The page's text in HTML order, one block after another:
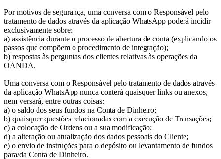
Por motivos de segurança, uma conversa com o Responsável pelo
tratamento de dados através da aplicação WhatsApp poderá incidir
exclusivamente sobre:
a) assistência durante o processo de abertura de conta (explicando os
passos que compõem o procedimento de integração);
b) respostas às perguntas dos clientes relativas às operações da
OANDA.
Uma conversa com o Responsável pelo tratamento de dados através
da aplicação WhatsApp nunca conterá quaisquer links ou anexos,
nem versará, entre outras coisas:
a) o saldo dos seus fundos na Conta de Dinheiro;
b) quaisquer questões relacionadas com a execução de Transações;
c) a colocação de Ordens ou a sua modificação;
d) a alteração ou atualização dos dados pessoais do Cliente;
e) o envio de instruções para o depósito ou levantamento de fundos
para/da Conta de Dinheiro.